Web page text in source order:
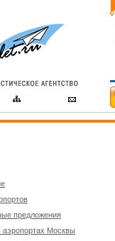
предложения
аэропортах Москвы